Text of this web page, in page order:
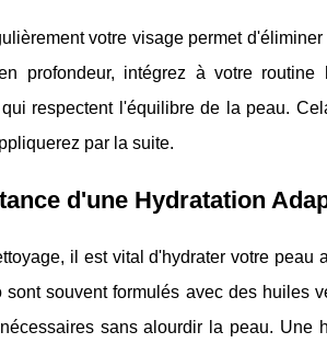
votre visage permet
profondeur, intégrez à votre
respectent l'équilibre de la peau.
par la suite.
d'une Hydratation
il est vital d'hydrater votre peau
sont souvent formulés avec des huiles
sans alourdir la peau.